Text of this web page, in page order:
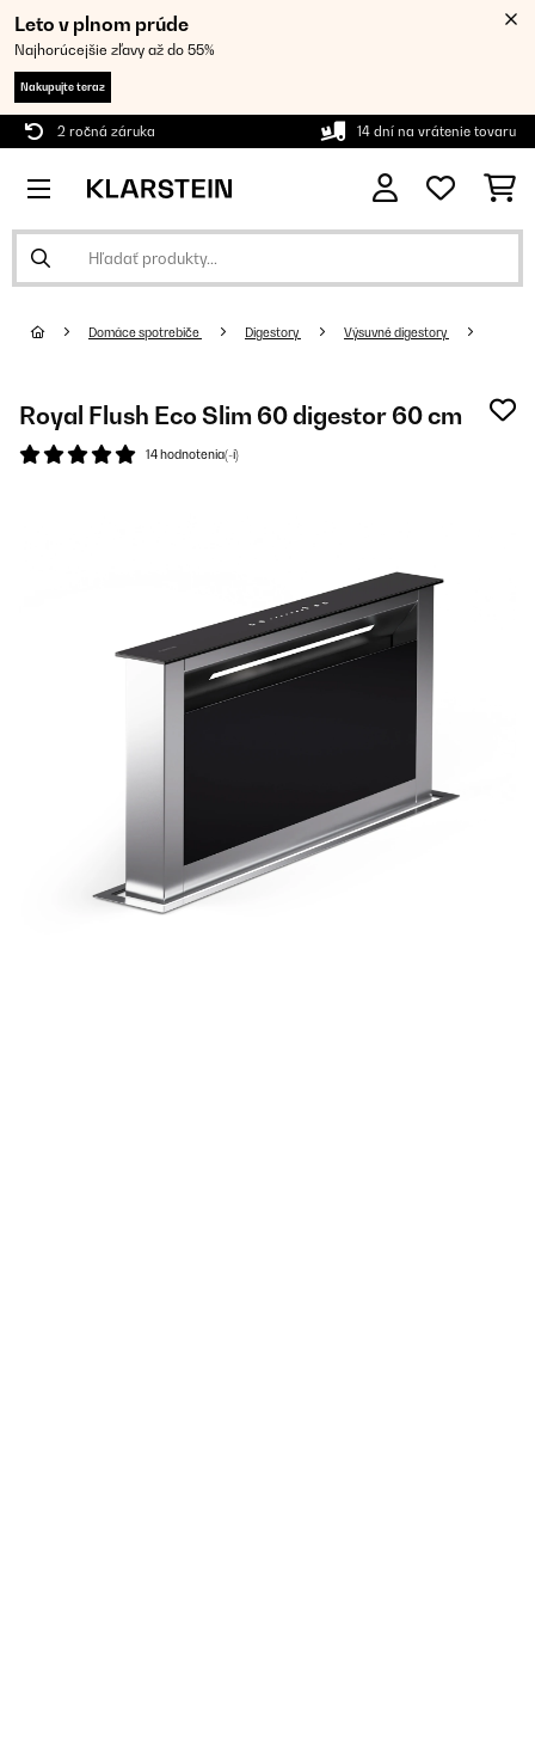
Leto v plnom prúde
Najhorúcejšie zľavy až do 55%
Nakupujte teraz
2 ročná záruka 14 dní na vrátenie tovaru
Domáce spotrebiče Digestory Výsuvné digestory
Royal Flush Eco Slim 60 digestor 60 cm
14 hodnotenia(-í)